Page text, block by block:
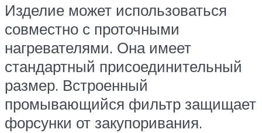
Изделие может использоваться
совместно с проточными
нагревателями. Она имеет
стандартный присоединительный
размер. Встроенный
промывающийся фильтр защищает
форсунки от закупоривания.